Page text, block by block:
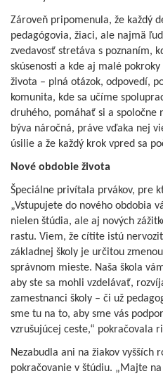
Zároveň pripomenula, že každý
pedagógovia, žiaci, ale najmä
zvedavosť stretáva s poznaním,
skúsenosti a kde aj malé
života – plná otázok, odpovedí,
komunita, kde sa učíme
druhého, pomáhať si a spoločne
býva náročná, práve vďaka nej
úsilie a že každý krok vpred sa
Nové obdobie života
Špeciálne privítala prvákov, pre
„Vstupujete do nového obdobia
nielen štúdia, ale aj nových
rastu. Viem, že cítite istú
základnej školy je určitou
správnom mieste. Naša škola
aby ste sa mohli vzdelávať,
zamestnanci školy – či už
sme tu na to, aby sme vás
vzrušujúcej ceste,“ pokračovala
Nezabudla ani na žiakov vyšších
pokračovanie v štúdiu. „Majte